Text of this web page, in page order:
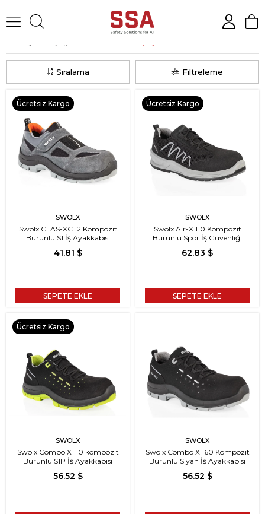
Filtreleme
Sıralama
SWOLX
Swolx CLAS-XC 12 Kompozit
Burunlu S1 İş Ayakkabısı
41.81 $
SEPETE EKLE
Ücretsiz Kargo
SWOLX
Swolx Air-X 110 Kompozit
Burunlu Spor İş Güvenliği
Ayakkabısı
62.83 $
SEPETE EKLE
Ücretsiz Kargo
SWOLX
Swolx Combo X 110 kompozit
Burunlu S1P İş Ayakkabısı
56.52 $
Ücretsiz Kargo
SWOLX
Swolx Combo X 160 Kompozit
Burunlu Siyah İş Ayakkabısı
56.52 $